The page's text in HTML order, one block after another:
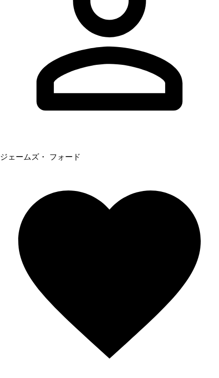
ジェームズ・ フォード